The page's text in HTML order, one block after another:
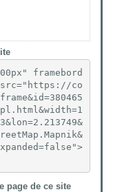
framebord
co
page de ce site